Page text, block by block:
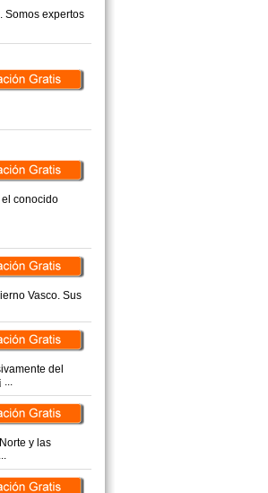
Somos expertos
conocido
Vasco. Sus
del
...
y las